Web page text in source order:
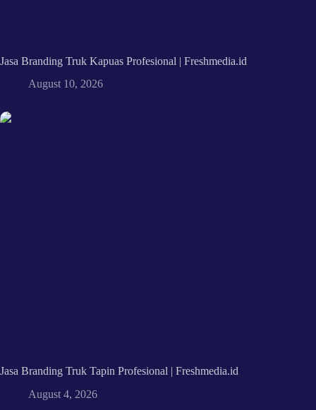
Jasa Branding Truk Kapuas Profesional | Freshmedia.id
August 10, 2026
Jasa Branding Truk Tapin Profesional | Freshmedia.id
August 4, 2026